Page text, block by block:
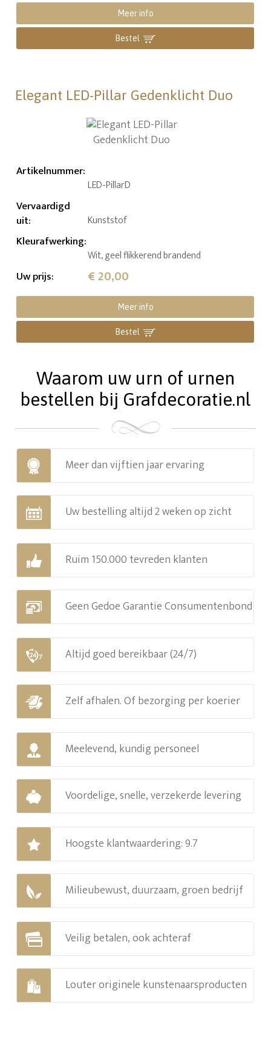
Meer info
Bestel
Elegant LED-Pillar Gedenklicht Duo
Artikelnummer:
LED-PillarD
Vervaardigd
uit: Kunststof
Kleurafwerking:
Wit, geel flikkerend brandend
Uw prijs: € 20,00
Meer info
Bestel
Waarom uw urn of urnen
bestellen bij Grafdecoratie.nl
Meer dan vijftien jaar ervaring
Uw bestelling altijd 2 weken op zicht
Ruim 150.000 tevreden klanten
Geen Gedoe Garantie Consumentenbond
Altijd goed bereikbaar (24/7)
Zelf afhalen. Of bezorging per koerier
Meelevend, kundig personeel
Voordelige, snelle, verzekerde levering
Hoogste klantwaardering: 9.7
Milieubewust, duurzaam, groen bedrijf
Veilig betalen, ook achteraf
Louter originele kunstenaarsproducten